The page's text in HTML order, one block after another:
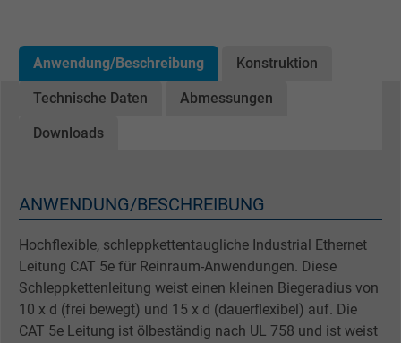
Anwendung/Beschreibung Konstruktion
Technische Daten Abmessungen
Downloads
ANWENDUNG/BESCHREIBUNG
Hochflexible, schleppkettentaugliche Industrial Ethernet
Leitung CAT 5e für Reinraum-Anwendungen. Diese
Schleppkettenleitung weist einen kleinen Biegeradius von
10 x d (frei bewegt) und 15 x d (dauerflexibel) auf. Die
CAT 5e Leitung ist ölbeständig nach UL 758 und ist weist